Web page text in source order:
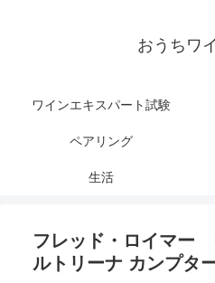
おうちワ
ワインエキスパート試験
ペアリング
生活
フレッド・ロイマー
ルトリーナ カンプタ